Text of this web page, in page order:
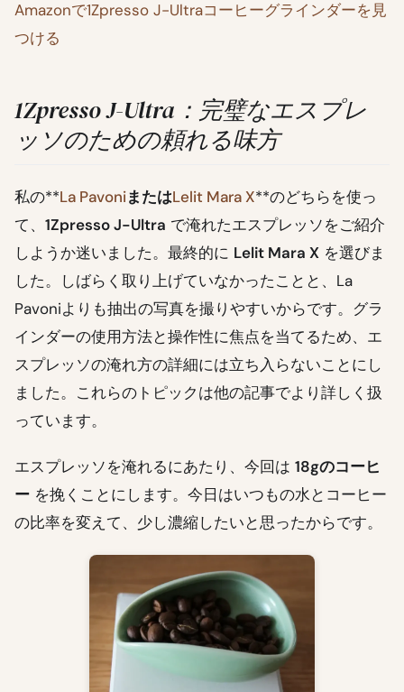
Amazonで1Zpresso J-Ultraコーヒーグラインダーを見
つける
1Zpresso J-Ultra：完璧なエスプレ
ッソのための頼れる味方
私の**La PavoniまたはLelit Mara X**のどちらを使っ
て、 1Zpresso J-Ultra で淹れたエスプレッソをご紹介
しようか迷いました。最終的に Lelit Mara X を選びま
した。しばらく取り上げていなかったことと、La
Pavoniよりも抽出の写真を撮りやすいからです。グラ
インダーの使用方法と操作性に焦点を当てるため、エ
スプレッソの淹れ方の詳細には立ち入らないことにし
ました。これらのトピックは他の記事でより詳しく扱
っています。
エスプレッソを淹れるにあたり、今回は 18gのコーヒ
ー を挽くことにします。今日はいつもの水とコーヒー
の比率を変えて、少し濃縮したいと思ったからです。